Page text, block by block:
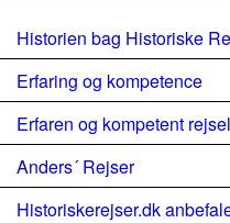
Historien bag Historiske
Erfaring og kompetence
Erfaren og kompetent
Anders´ Rejser
Historiskerejser.dk